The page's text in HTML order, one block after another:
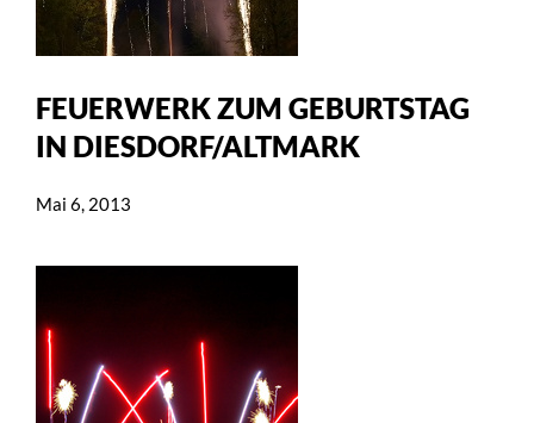
FEUERWERK ZUM GEBURTSTAG
IN DIESDORF/ALTMARK
Mai 6, 2013